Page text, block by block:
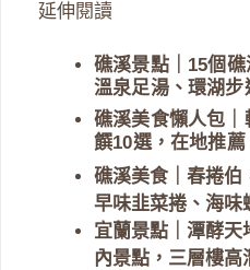
延伸閱讀
礁溪景點｜15個
溫泉足湯、環湖步
礁溪美食懶人包
饌10選，在地推
礁溪美食｜春捲伯
早味韭菜捲、海味
宜蘭景點｜潭酵天
內景點，三層樓高